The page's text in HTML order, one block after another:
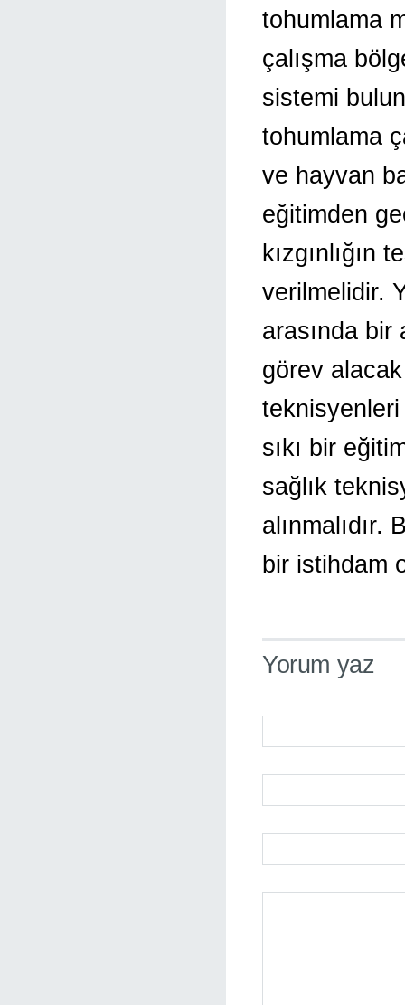
tohumlama
çalışma
sistemi
tohumlama
ve hayvan
eğitimden
kızgınlığın
verilmelidir.
arasında bir
görev
teknisyenleri
sıkı bir
sağlık
bir istihdam
Yorum yaz